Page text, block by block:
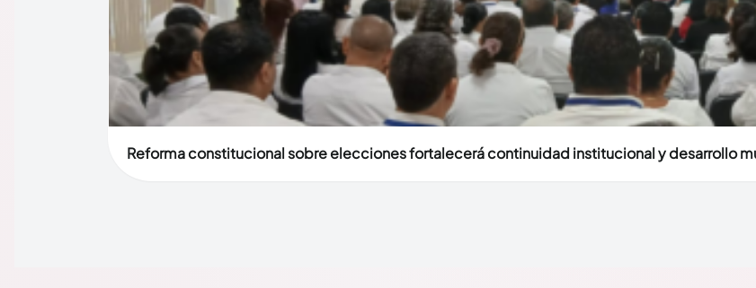
Reforma constitucional sobre elecciones fortalecerá continuidad institucional y desarrollo